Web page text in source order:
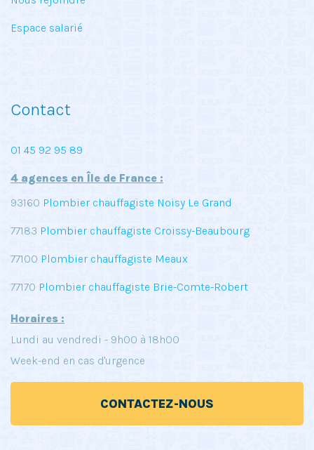
Espace salarié
Contact
01 45 92 95 89
4 agences en Île de France :
93160 Plombier chauffagiste Noisy Le Grand
77183 Plombier chauffagiste Croissy-Beaubourg
77100 Plombier chauffagiste Meaux
77170 Plombier chauffagiste Brie-Comte-Robert
Horaires :
Lundi au vendredi - 9h00 à 18h00
Week-end en cas d'urgence
CONTACTEZ-NOUS